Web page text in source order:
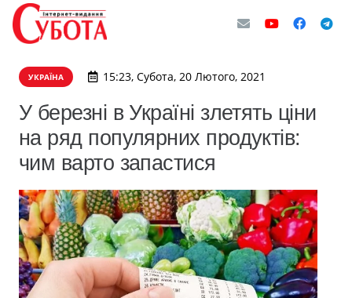
УКРАЇНА 15:23, Субота, 20 Лютого, 2021
У березні в Україні злетять ціни
на ряд популярних продуктів:
чим варто запастися